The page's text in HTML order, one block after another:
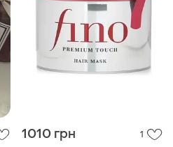
1010 грн 1